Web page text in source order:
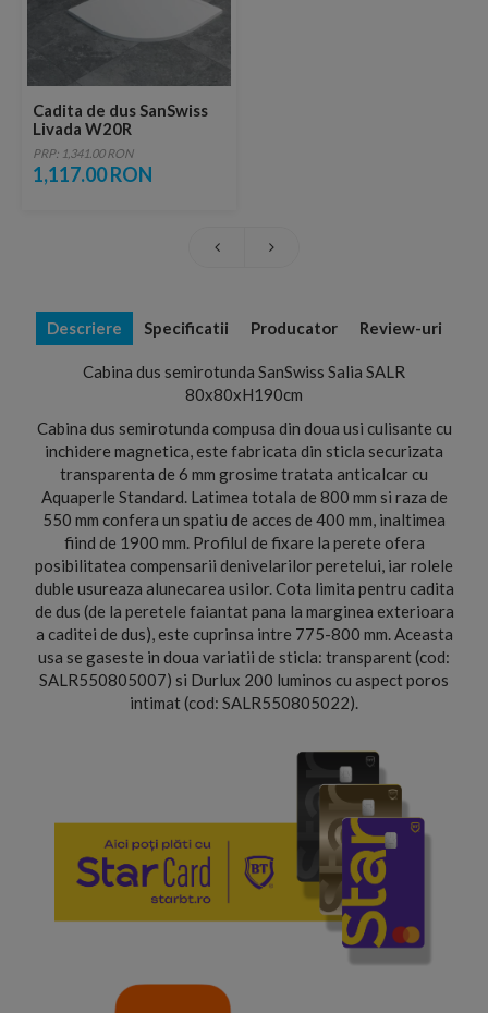
Cadita de dus SanSwiss
Livada W20R
semirotunda 80x80xH3,5
cm marmura sintetica
alba
PRP: 1,341.00 RON
1,117.00 RON
Descriere Specificatii Producator Review-uri
Cabina dus semirotunda SanSwiss Salia SALR
80x80xH190cm
Cabina dus semirotunda compusa din doua usi culisante cu
inchidere magnetica, este fabricata din sticla securizata
transparenta de 6 mm grosime tratata anticalcar cu
Aquaperle Standard. Latimea totala de 800 mm si raza de
550 mm confera un spatiu de acces de 400 mm, inaltimea
fiind de 1900 mm. Profilul de fixare la perete ofera
posibilitatea compensarii denivelarilor peretelui, iar rolele
duble usureaza alunecarea usilor. Cota limita pentru cadita
de dus (de la peretele faiantat pana la marginea exterioara
a caditei de dus), este cuprinsa intre 775-800 mm. Aceasta
usa se gaseste in doua variatii de sticla: transparent (cod:
SALR550805007) si Durlux 200 luminos cu aspect poros
intimat (cod: SALR550805022).